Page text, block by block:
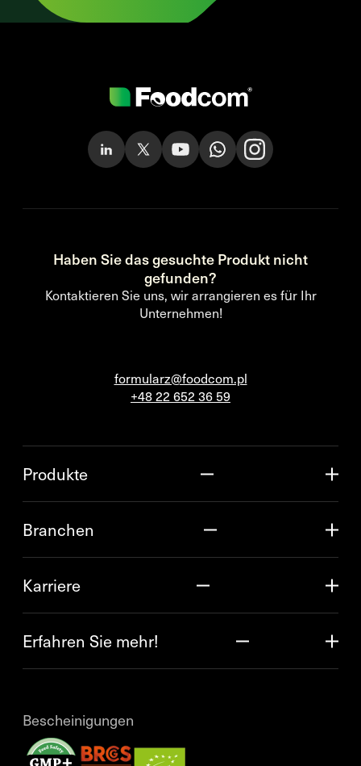
Haben Sie das gesuchte Produkt nicht
gefunden?
Kontaktieren Sie uns, wir arrangieren es für Ihr
Unternehmen!
formularz@foodcom.pl
+48 22 652 36 59
Produkte
Branchen
Karriere
Erfahren Sie mehr!
Bescheinigungen